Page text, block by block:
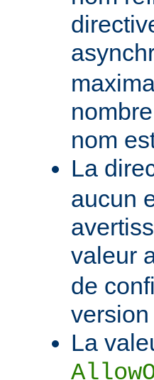
nom
La
aucun
valeur
de
version
La